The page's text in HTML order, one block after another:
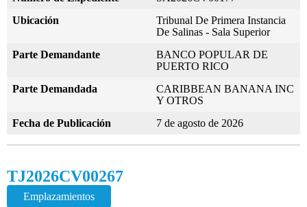
Ubicación
Tribunal De Primera Instancia
De Salinas - Sala Superior
Parte Demandante
BANCO POPULAR DE
PUERTO RICO
Parte Demandada
CARIBBEAN BANANA INC
Y OTROS
Fecha de Publicación
7 de agosto de 2026
TJ2026CV00267
Emplazamientos